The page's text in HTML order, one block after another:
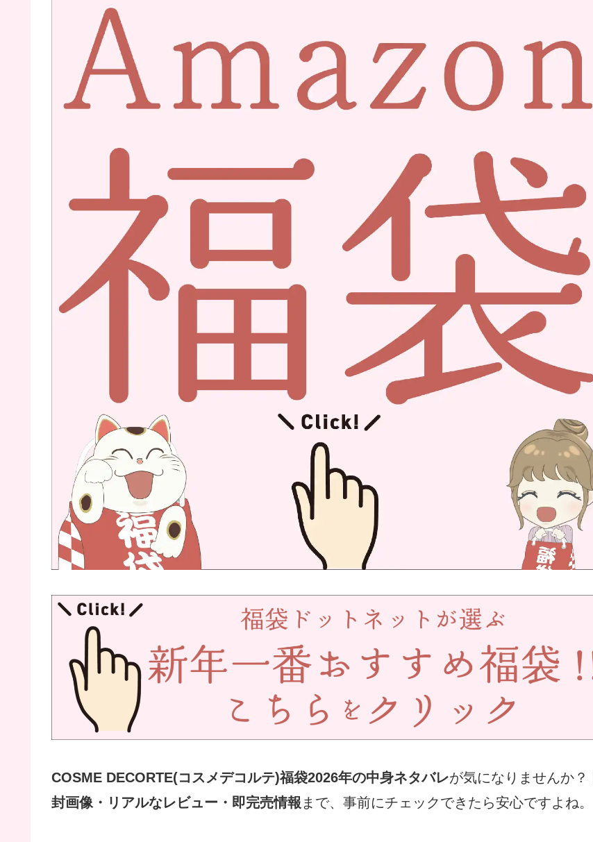
COSME DECORTE(コスメデコルテ)福袋2026年の中身ネタバレが気になりませんか？
封画像・リアルなレビュー・即完売情報 まで、事前にチェックできたら安心ですよね。